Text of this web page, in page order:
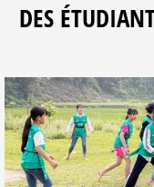
DES